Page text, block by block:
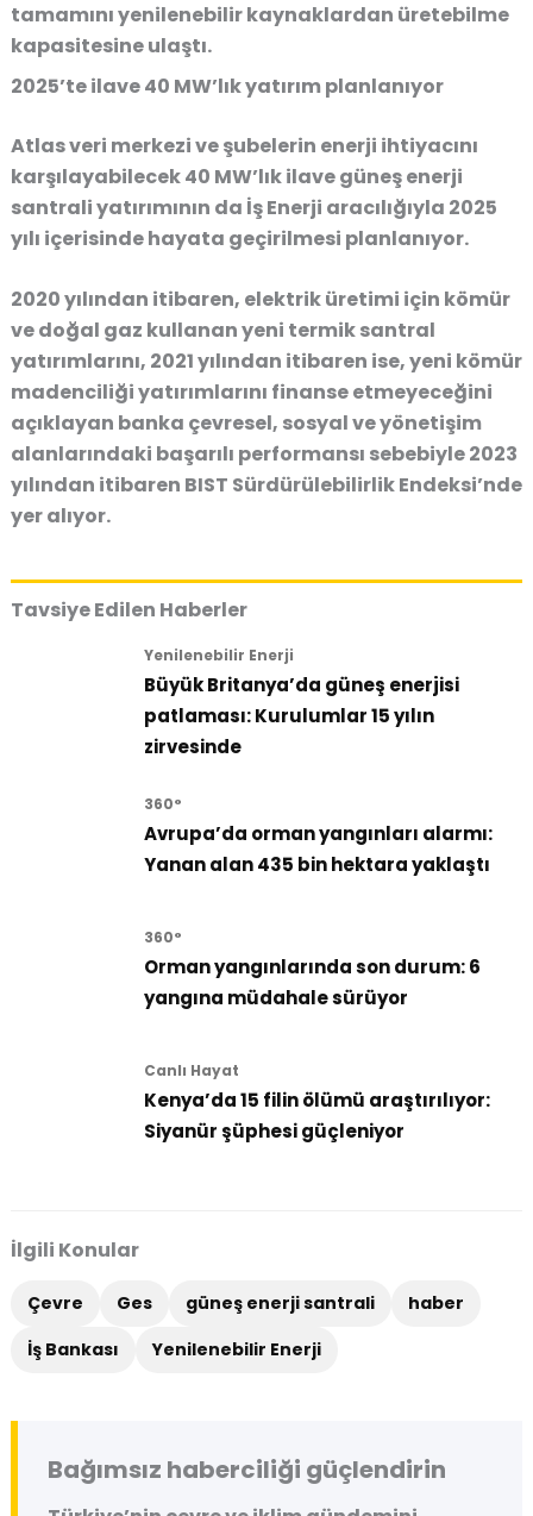
tamamını yenilenebilir kaynaklardan üretebilme
kapasitesine ulaştı.
2025’te ilave 40 MW’lık yatırım planlanıyor
Atlas veri merkezi ve şubelerin enerji ihtiyacını
karşılayabilecek 40 MW’lık ilave güneş enerji
santrali yatırımının da İş Enerji aracılığıyla 2025
yılı içerisinde hayata geçirilmesi planlanıyor.
2020 yılından itibaren, elektrik üretimi için kömür
ve doğal gaz kullanan yeni termik santral
yatırımlarını, 2021 yılından itibaren ise, yeni kömür
madenciliği yatırımlarını finanse etmeyeceğini
açıklayan banka çevresel, sosyal ve yönetişim
alanlarındaki başarılı performansı sebebiyle 2023
yılından itibaren BIST Sürdürülebilirlik Endeksi’nde
yer alıyor.
Tavsiye Edilen Haberler
Yenilenebilir Enerji
Büyük Britanya’da güneş enerjisi
patlaması: Kurulumlar 15 yılın
zirvesinde
360°
Avrupa’da orman yangınları alarmı:
Yanan alan 435 bin hektara yaklaştı
360°
Orman yangınlarında son durum: 6
yangına müdahale sürüyor
Canlı Hayat
Kenya’da 15 filin ölümü araştırılıyor:
Siyanür şüphesi güçleniyor
İlgili Konular
Çevre Ges güneş enerji santrali
haber
İş Bankası
Yenilenebilir Enerji
Bağımsız haberciliği güçlendirin